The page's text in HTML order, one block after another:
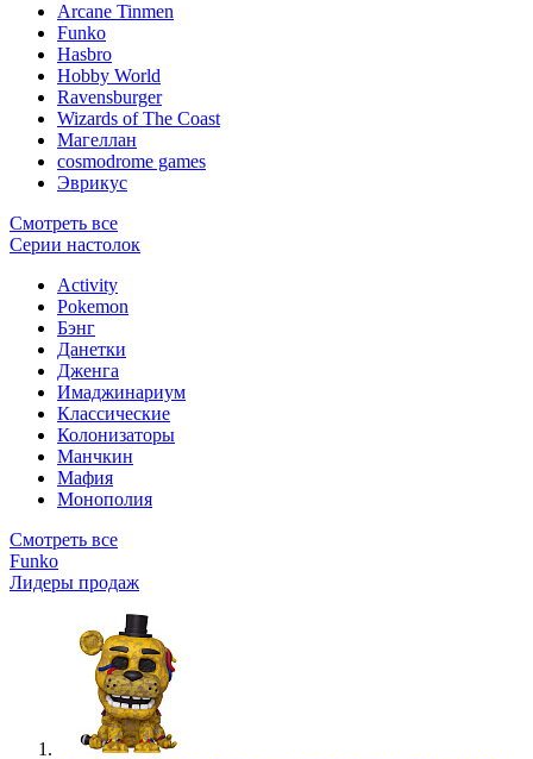
Arcane Tinmen
Funko
Hasbro
Hobby World
Ravensburger
Wizards of The Coast
Магеллан
сosmodrome games
Эврикус
Смотреть все
Серии настолок
Activity
Pokemon
Бэнг
Данетки
Дженга
Имаджинариум
Классические
Колонизаторы
Манчкин
Мафия
Монополия
Смотреть все
Funko
Лидеры продаж